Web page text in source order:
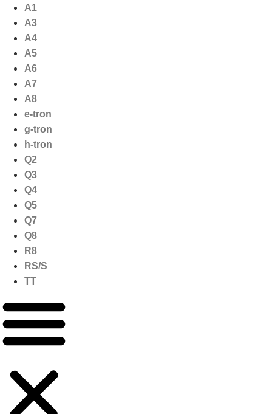
naar
inhoud
A1
A3
A4
A5
A6
A7
A8
e-tron
g-tron
h-tron
Q2
Q3
Q4
Q5
Q7
Q8
R8
RS/S
TT